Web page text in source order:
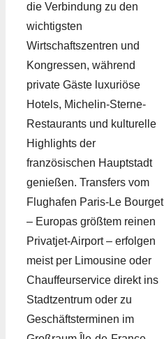
die Verbindung zu den
wichtigsten
Wirtschaftszentren und
Kongressen, während
private Gäste luxuriöse
Hotels, Michelin-Sterne-
Restaurants und kulturelle
Highlights der
französischen Hauptstadt
genießen. Transfers vom
Flughafen Paris-Le Bourget
– Europas größtem reinen
Privatjet-Airport – erfolgen
meist per Limousine oder
Chauffeurservice direkt ins
Stadtzentrum oder zu
Geschäftsterminen im